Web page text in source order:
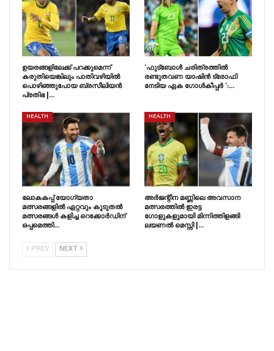
ഉയരങ്ങളിലേക്ക് പറക്കുമെന്ന്
കരുതിയെങ്കിലും പാതിവഴിയിൽ
പൊഴിഞ്ഞുപോയ ബ്രസീലിയൻ
പ്രതിഭ |…
‘ഫുട്ബോൾ ചരിത്രത്തിൽ
രണ്ടുതവണ യാഷിൻ ട്രോഫി
നേടിയ ഏക ഗോൾകീപ്പർ ‘:…
HEALTH
ലോകകപ്പ് യോഗ്യതാ
മത്സരങ്ങളിൽ ഏറ്റവും കൂടുതൽ
മത്സരങ്ങൾ കളിച്ച റെക്കോർഡിന്
ഒപ്പമെത്തി…
HEALTH
അർജന്റീന മണ്ണിലെ അവസാന
മത്സരത്തിൽ ഇരട്ട
ഗോളുകളുമായി മിന്നിത്തിളങ്ങി
ലയണൽ മെസ്സി |…
PREV NEXT